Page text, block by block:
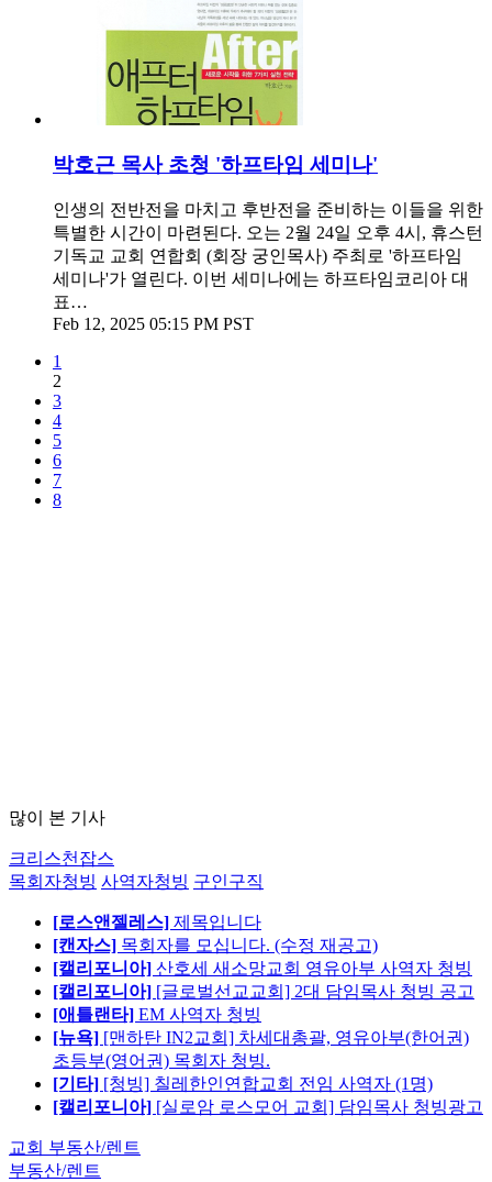
박호근 목사 초청 '하프타임 세미나'
인생의 전반전을 마치고 후반전을 준비하는 이들을 위한
특별한 시간이 마련된다. 오는 2월 24일 오후 4시, 휴스턴
기독교 교회 연합회 (회장 궁인목사) 주최로 '하프타임
세미나'가 열린다. 이번 세미나에는 하프타임코리아 대
표…
Feb 12, 2025 05:15 PM PST
1
2
3
4
5
6
7
8
많이 본 기사
크리스천잡스
목회자청빙 사역자청빙 구인구직
[로스앤젤레스] 제목입니다
[캔자스] 목회자를 모십니다. (수정 재공고)
[캘리포니아] 산호세 새소망교회 영유아부 사역자 청빙
[캘리포니아] [글로벌선교교회] 2대 담임목사 청빙 공고
[애틀랜타] EM 사역자 청빙
[뉴욕] [맨하탄 IN2교회] 차세대총괄, 영유아부(한어권)
초등부(영어권) 목회자 청빙.
[기타] [청빙] 칠레한인연합교회 전임 사역자 (1명)
[캘리포니아] [실로암 로스모어 교회] 담임목사 청빙광고
교회 부동산/렌트
부동산/렌트